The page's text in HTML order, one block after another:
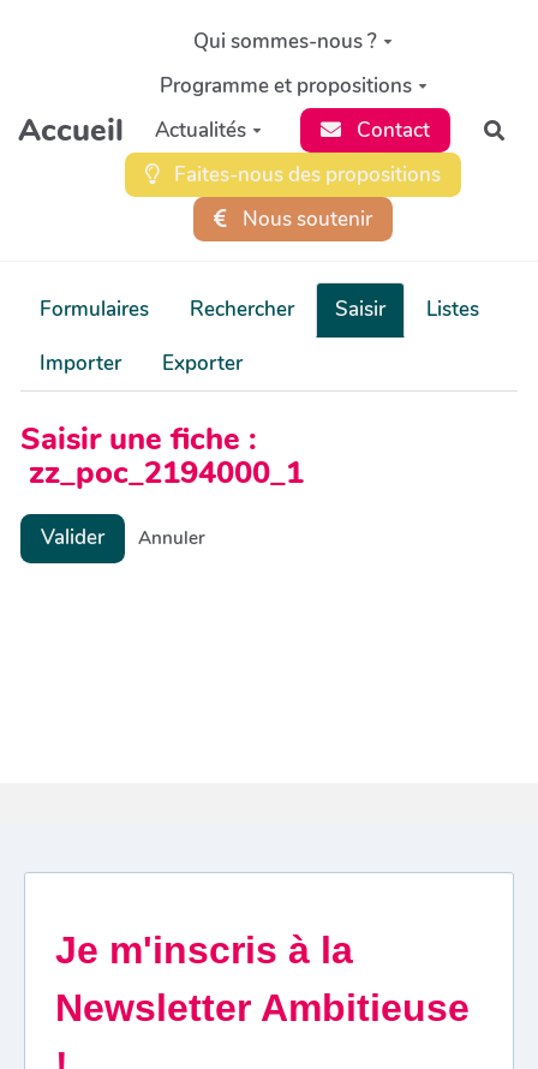
Aller au contenu principal
Accueil
Qui sommes-nous ?
Programme et propositions
Actualités
Contact
Faites-nous des propositions
Nous soutenir
Formulaires Rechercher Saisir
Listes
Importer
Exporter
Saisir une fiche :
zz_poc_2194000_1
Valider Annuler